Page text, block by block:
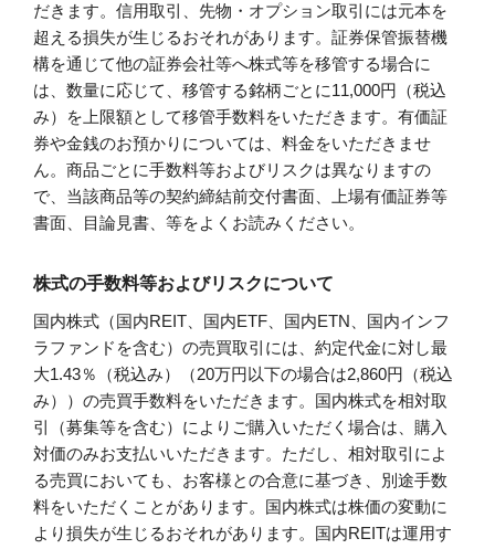
だきます。信用取引、先物・オプション取引には元本を
超える損失が生じるおそれがあります。証券保管振替機
構を通じて他の証券会社等へ株式等を移管する場合に
は、数量に応じて、移管する銘柄ごとに11,000円（税込
み）を上限額として移管手数料をいただきます。有価証
券や金銭のお預かりについては、料金をいただきませ
ん。商品ごとに手数料等およびリスクは異なりますの
で、当該商品等の契約締結前交付書面、上場有価証券等
書面、目論見書、等をよくお読みください。
株式の手数料等およびリスクについて
国内株式（国内REIT、国内ETF、国内ETN、国内インフ
ラファンドを含む）の売買取引には、約定代金に対し最
大1.43％（税込み）（20万円以下の場合は2,860円（税込
み））の売買手数料をいただきます。国内株式を相対取
引（募集等を含む）によりご購入いただく場合は、購入
対価のみお支払いいただきます。ただし、相対取引によ
る売買においても、お客様との合意に基づき、別途手数
料をいただくことがあります。国内株式は株価の変動に
より損失が生じるおそれがあります。国内REITは運用す